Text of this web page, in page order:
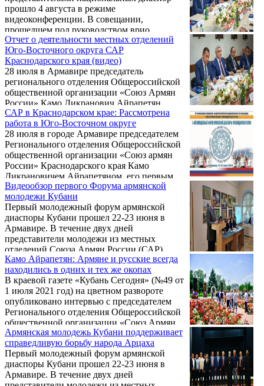
прошло 4 августа в режиме
видеоконференции. В совещании,
прошедшем под руководством врио
начальника Главного управления по
вопросам миграции МВД России Кирилла
Олеговича Адзинова, принял участие
первый заместитель председателя
Регионального отделения Общероссийской
общественной организации «Союз Армян
России» Краснодарского края Григорий
Рафикович Карапетян.
Отчет о деятельности местных отделений
Юго-Восточного округа САР
Краснодарского края (видео)
28 июля в Армавире председатель
регионального отделения Общероссийской
общественной организации «Союз Армян
России» Камо Дикранович Айрапетян
провел выездное совещание с
председателями местных отделений САР
районов Юго-Восточного округа
(Гулькевичского, Кавказского,
Курганинского, Лабинского, Мостовского,
Отрадненского, Тбилисского, Успенского).
САР в Краснодарском крае: Рассмотрена
работа в Юго-Восточном округе
28 июля в городе Армавире председателем
Регионального отделения Общероссийской
общественной организации «Союз армян
России» Краснодарского края Камо
Дикрановичем Айрапетяном, его первым
заместителем Григорием Рафиковичем
Карапетяном и заместителем,
руководителем Юго-Восточного округа
Размиком Владимировичем Акопянцем
проведено выездное совещание с лидерами
армянских общин округа.
Видеообзор первого Форума армянской
молодежи Кубани
Первый молодежный форум армянской
диаспоры Кубани прошел 22-23 июня в
Армавире. В течение двух дней
представители молодежи из местных
отделений Союза Армян России (САР)
Краснодарского края (около 50 человек из
40 отделений) рассказывали о своей работе,
делились опытом и планами на будущее.
Предлагаем вашему вниманию краткий
видеообзор этого мероприятия.
Камо Айрапетян: Армяне и русские всегда
находились в одних и тех же окопах
В краевой газете «Кубань Сегодня» (№49 от
1 июля 2021 год) на цветном развороте
опубликовано интервью с председателем
Регионального отделения Общероссийской
общественной организации «Союз Армян
России» Краснодарского края,
озаглавленное: «Камо Айрапетян: Армяне и
русские всегда находились в одних и тех же
окопах». Ниже предлагаем вниманию
читателей полный текст интервью с Камо
Армянская молодежь Кубани поддерживает
справедливую борьбу народа Арцаха
Первый молодежный форум армянской
диаспоры Кубани прошел 22-23 июня в
Армавире. В течение двух дней